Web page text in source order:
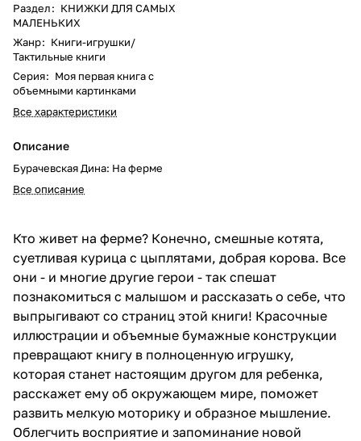
Раздел: КНИЖКИ ДЛЯ САМЫХ
МАЛЕНЬКИХ
Жанр: Книги-игрушки/
Тактильные книги
Серия: Моя первая книга с
объемными картинками
Все характеристики
Описание
Бурачевская Дина: На ферме
Все описание
Кто живет на ферме? Конечно, смешные котята,
суетливая курица с цыплятами, добрая корова. Все
они - и многие другие герои - так спешат
познакомиться с малышом и рассказать о себе, что
выпрыгивают со страниц этой книги! Красочные
иллюстрации и объемные бумажные конструкции
превращают книгу в полноценную игрушку,
которая станет настоящим другом для ребенка,
расскажет ему об окружающем мире, поможет
развить мелкую моторику и образное мышление.
Облегчить восприятие и запоминание новой